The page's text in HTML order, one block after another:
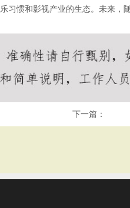
惯和影视产业的生态。未来
下一篇：